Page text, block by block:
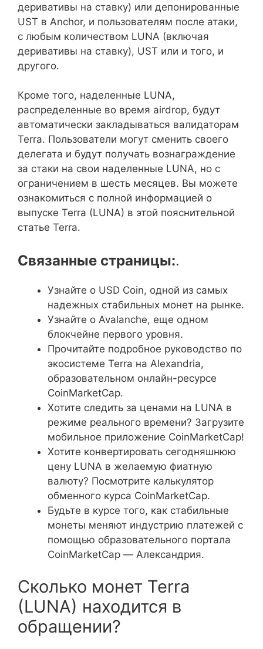
деривативы на ставку) или депонированные
UST в Anchor, и пользователям после атаки,
с любым количеством LUNA (включая
деривативы на ставку), UST или и того, и
другого.
Кроме того, наделенные LUNA,
распределенные во время airdrop, будут
автоматически закладываться валидаторам
Terra. Пользователи могут сменить своего
делегата и будут получать вознаграждение
за стаки на свои наделенные LUNA, но с
ограничением в шесть месяцев. Вы можете
ознакомиться с полной информацией о
выпуске Terra (LUNA) в этой пояснительной
статье Terra.
Связанные страницы:.
Узнайте о USD Coin, одной из самых
надежных стабильных монет на рынке.
Узнайте о Avalanche, еще одном
блокчейне первого уровня.
Прочитайте подробное руководство по
экосистеме Terra на Alexandria,
образовательном онлайн-ресурсе
CoinMarketCap.
Хотите следить за ценами на LUNA в
режиме реального времени? Загрузите
мобильное приложение CoinMarketCap!
Хотите конвертировать сегодняшнюю
цену LUNA в желаемую фиатную
валюту? Посмотрите калькулятор
обменного курса CoinMarketCap.
Будьте в курсе того, как стабильные
монеты меняют индустрию платежей с
помощью образовательного портала
CoinMarketCap — Александрия.
Сколько монет Terra
(LUNA) находится в
обращении?